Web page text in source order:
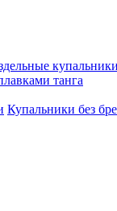
танга
Купальники без